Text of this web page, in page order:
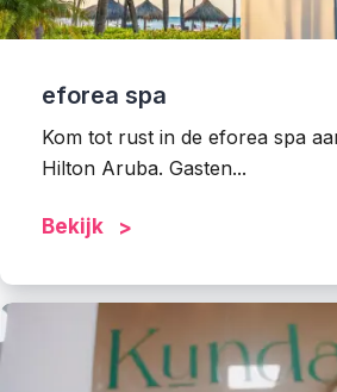
eforea spa
Kom tot rust in de eforea spa
Hilton Aruba. Gasten...
Bekijk